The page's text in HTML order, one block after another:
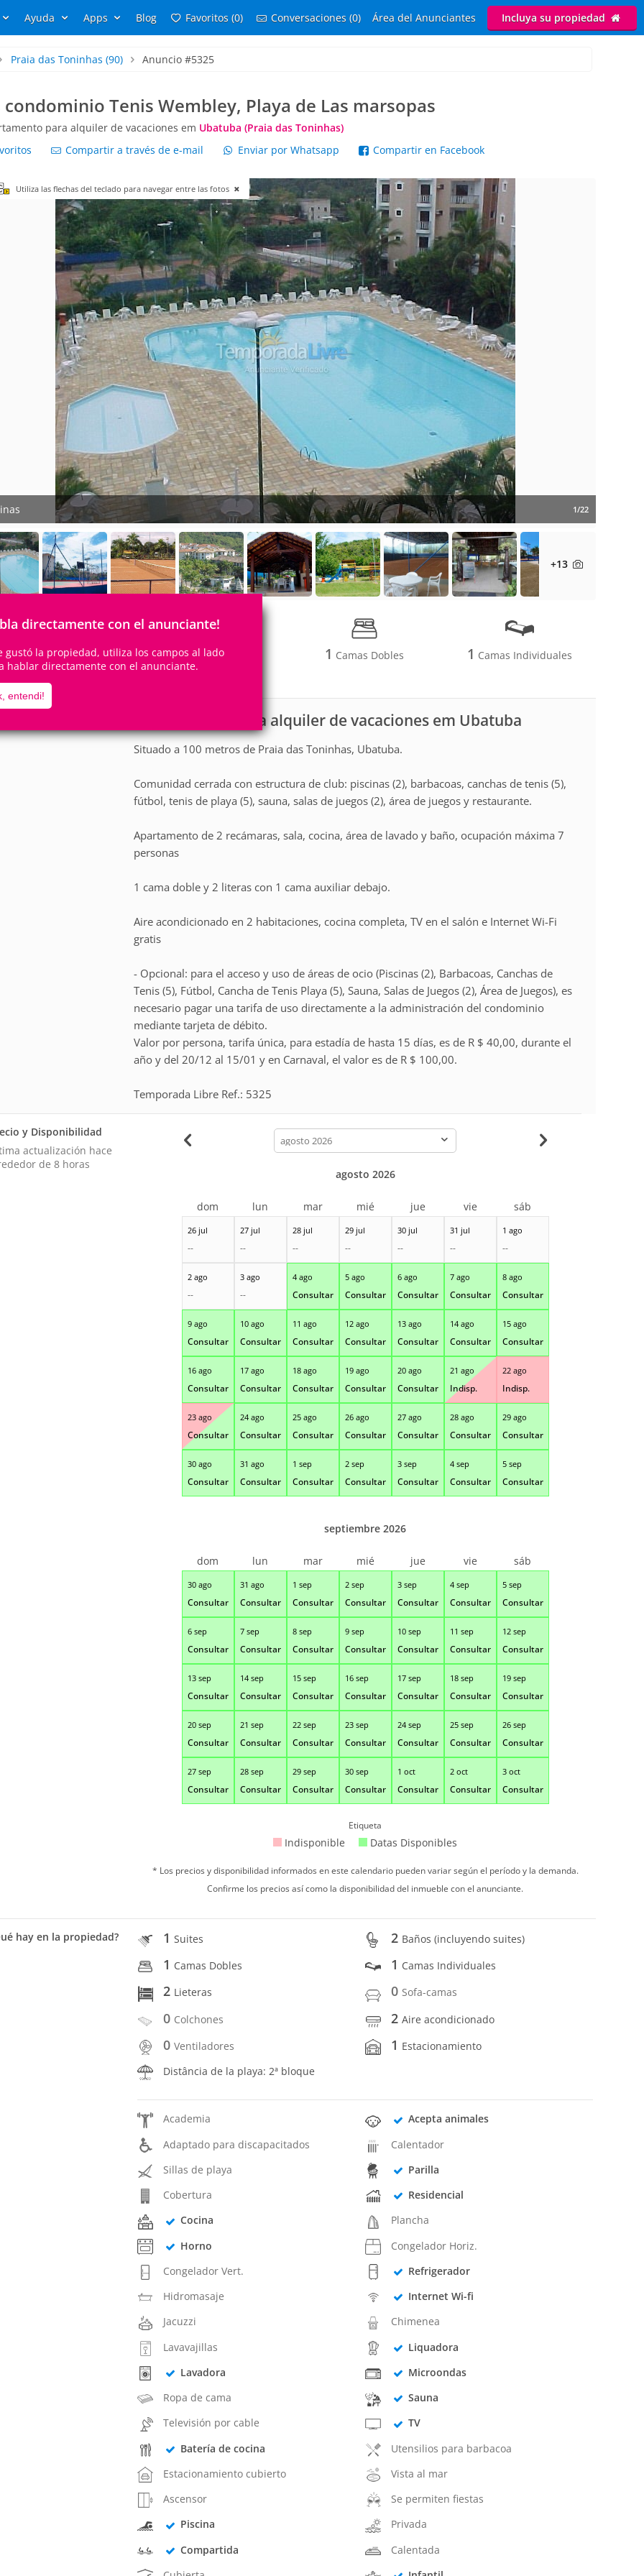
Ayuda Apps Blog Favoritos (0) Conversaciones (0) Área del Anunciantes Incluya su propiedad
Praia das Toninhas (90) Anuncio #5325
Tenis Wembley, Playa de Las marsopas
para alquiler de vacaciones em Ubatuba (Praia das Toninhas)
Compartir a través de e-mail Enviar por Whatsapp Compartir en Facebook
directamente con el anunciante!
gustó la propiedad, utiliza los campos al lado
hablar directamente con el anunciante.
entendi!
Utiliza las flechas del teclado para navegar entre las fotos
1/22
+13
7 Personas 2Cuartos
1
1 Camas Dobles 1 Camas Individuales
Apartamento para alquiler de vacaciones em Ubatuba
Situado a 100 metros de Praia das Toninhas, Ubatuba.
Comunidad cerrada con estructura de club: piscinas (2), barbacoas, canchas de tenis (5),
fútbol, tenis de playa (5), sauna, salas de juegos (2), área de juegos y restaurante.
Apartamento de 2 recámaras, sala, cocina, área de lavado y baño, ocupación máxima 7
personas
1 cama doble y 2 literas con 1 cama auxiliar debajo.
Aire acondicionado en 2 habitaciones, cocina completa, TV en el salón e Internet Wi-Fi
gratis
- Opcional: para el acceso y uso de áreas de ocio (Piscinas (2), Barbacoas, Canchas de
Tenis (5), Fútbol, Cancha de Tenis Playa (5), Sauna, Salas de Juegos (2), Área de Juegos), es
necesario pagar una tarifa de uso directamente a la administración del condominio
mediante tarjeta de débito.
Valor por persona, tarifa única, para estadía de hasta 15 días, es de R $ 40,00, durante el
año y del 20/12 al 15/01 y en Carnaval, el valor es de R $ 100,00.
Temporada Libre Ref.: 5325
y Disponibilidad
actualización hace
de 8 horas
calendar-
month
26 jul
--
27 jul
--
28 jul
--
29 jul
--
30 jul
--
31 jul
--
1 ago
--
2 ago
--
3 ago
--
4 ago
Consultar
5 ago
Consultar
6 ago
Consultar
7 ago
Consultar
8 ago
Consultar
9 ago
Consultar
10 ago
Consultar
11 ago
Consultar
12 ago
Consultar
13 ago
Consultar
14 ago
Consultar
15 ago
Consultar
16 ago
Consultar
17 ago
Consultar
18 ago
Consultar
19 ago
Consultar
20 ago
Consultar
21 ago
Indisp.
22 ago
Indisp.
23 ago
Consultar
24 ago
Consultar
25 ago
Consultar
26 ago
Consultar
27 ago
Consultar
28 ago
Consultar
29 ago
Consultar
30 ago
Consultar
31 ago
Consultar
1 sep
Consultar
2 sep
Consultar
3 sep
Consultar
4 sep
Consultar
5 sep
Consultar
agosto 2026
dom lun mar mié jue vie sáb
30 ago
Consultar
31 ago
Consultar
1 sep
Consultar
2 sep
Consultar
3 sep
Consultar
4 sep
Consultar
5 sep
Consultar
6 sep
Consultar
7 sep
Consultar
8 sep
Consultar
9 sep
Consultar
10 sep
Consultar
11 sep
Consultar
12 sep
Consultar
13 sep
Consultar
14 sep
Consultar
15 sep
Consultar
16 sep
Consultar
17 sep
Consultar
18 sep
Consultar
19 sep
Consultar
20 sep
Consultar
21 sep
Consultar
22 sep
Consultar
23 sep
Consultar
24 sep
Consultar
25 sep
Consultar
26 sep
Consultar
27 sep
Consultar
28 sep
Consultar
29 sep
Consultar
30 sep
Consultar
1 oct
Consultar
2 oct
Consultar
3 oct
Consultar
septiembre 2026
dom lun mar mié jue vie sáb
Etiqueta
Indisponible Datas Disponibles
* Los precios y disponibilidad informados en este calendario pueden variar según el período y la demanda.
Confirme los precios así como la disponibilidad del inmueble con el anunciante.
hay en la propiedad? 1Suites 2 Baños (incluyendo suites)
1 Camas Dobles 1 Camas Individuales
2 Lieteras 0 Sofa-camas
0 Colchones 2Aire acondicionado
0Ventiladores 1 Estacionamiento
Distância de la playa: 2ª bloque
Academia
Acepta animales
Adaptado para discapacitados
Calentador
Sillas de playa
Parilla
Cobertura
Residencial
Cocina
Plancha
Horno
Congelador Horiz.
Congelador Vert.
Refrigerador
Hidromasaje
Internet Wi-fi
Jacuzzi
Chimenea
Lavavajillas
Liquadora
Lavadora
Microondas
Ropa de cama
Sauna
Televisión por cable
TV
Batería de cocina
Utensilios para barbacoa
Estacionamiento cubierto
Vista al mar
Ascensor
Se permiten fiestas
Piscina
Privada
Compartida
Calentada